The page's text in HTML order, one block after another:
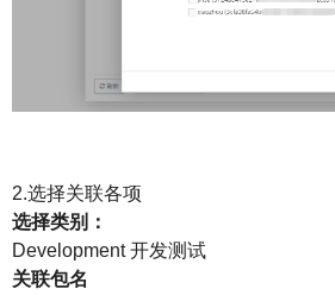
2.选择关联各项
选择类别：
Development 开发测试
关联包名